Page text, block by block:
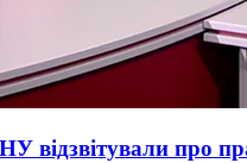
відзвітували про